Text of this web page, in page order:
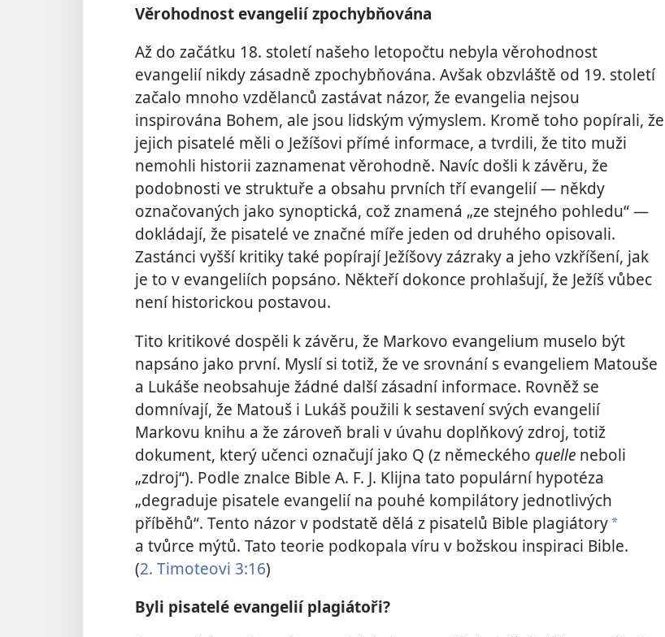
Věrohodnost evangelií zpochybňována
Až do začátku 18. století našeho letopočtu nebyla věrohodnost
evangelií nikdy zásadně zpochybňována. Avšak obzvláště od 19. století
začalo mnoho vzdělanců zastávat názor, že evangelia nejsou
inspirována Bohem, ale jsou lidským výmyslem. Kromě toho popírali, že
jejich pisatelé měli o Ježíšovi přímé informace, a tvrdili, že tito muži
nemohli historii zaznamenat věrohodně. Navíc došli k závěru, že
podobnosti ve struktuře a obsahu prvních tří evangelií — někdy
označovaných jako synoptická, což znamená „ze stejného pohledu“ —
dokládají, že pisatelé ve značné míře jeden od druhého opisovali.
Zastánci vyšší kritiky také popírají Ježíšovy zázraky a jeho vzkříšení, jak
je to v evangeliích popsáno. Někteří dokonce prohlašují, že Ježíš vůbec
není historickou postavou.
Tito kritikové dospěli k závěru, že Markovo evangelium muselo být
napsáno jako první. Myslí si totiž, že ve srovnání s evangeliem Matouše
a Lukáše neobsahuje žádné další zásadní informace. Rovněž se
domnívají, že Matouš i Lukáš použili k sestavení svých evangelií
Markovu knihu a že zároveň brali v úvahu doplňkový zdroj, totiž
dokument, který učenci označují jako Q (z německého quelle neboli
„zdroj“). Podle znalce Bible A. F. J. Klijna tato populární hypotéza
„degraduje pisatele evangelií na pouhé kompilátory jednotlivých
příběhů“. Tento názor v podstatě dělá z pisatelů Bible plagiátory*
a tvůrce mýtů. Tato teorie podkopala víru v božskou inspiraci Bible.
(2. Timoteovi 3:16)
Byli pisatelé evangelií plagiátoři?